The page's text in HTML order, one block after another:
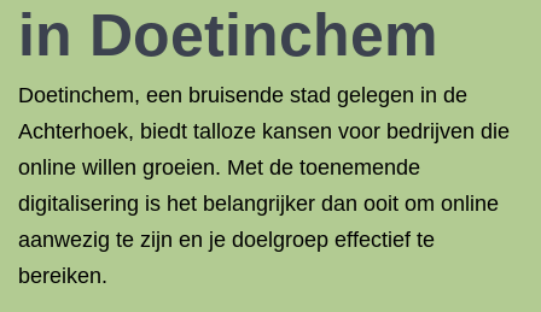
in Doetinchem
Doetinchem, een bruisende stad gelegen in de
Achterhoek, biedt talloze kansen voor bedrijven die
online willen groeien. Met de toenemende
digitalisering is het belangrijker dan ooit om online
aanwezig te zijn en je doelgroep effectief te
bereiken.